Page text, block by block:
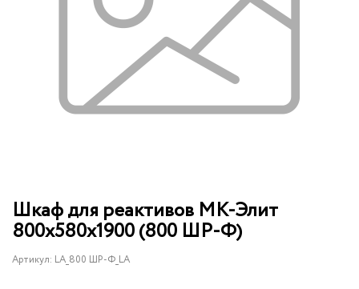
Шкаф для реактивов МК-Элит
800х580х1900 (800 ШР-Ф)
Артикул: LA_800 ШР-Ф_LA